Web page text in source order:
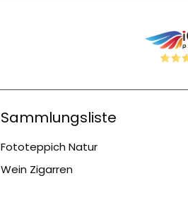
Sammlungsliste
Fototeppich Natur
Wein Zigarren